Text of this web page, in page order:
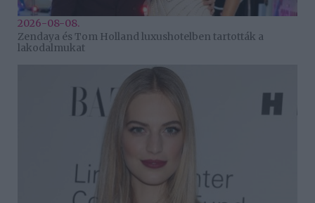
2026-08-08.
Zendaya és Tom Holland luxushotelben tartották a
lakodalmukat